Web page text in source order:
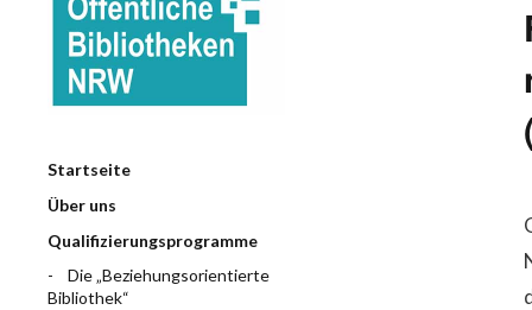
Startseite
Über uns
Qualifizierungsprogramme
Die „Beziehungsorientierte
Bibliothek“